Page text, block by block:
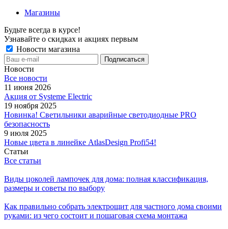
Магазины
Будьте всегда в курсе!
Узнавайте о скидках и акциях первым
Новости магазина
Новости
Все новости
11 июня 2026
Акция от Systeme Electric
19 ноября 2025
Новинка! Светильники аварийные светодиодные PRO
безопасность
9 июля 2025
Новые цвета в линейке AtlasDesign Profi54!
Статьи
Все статьи
Виды цоколей лампочек для дома: полная классификация,
размеры и советы по выбору
Как правильно собрать электрощит для частного дома своими
руками: из чего состоит и пошаговая схема монтажа